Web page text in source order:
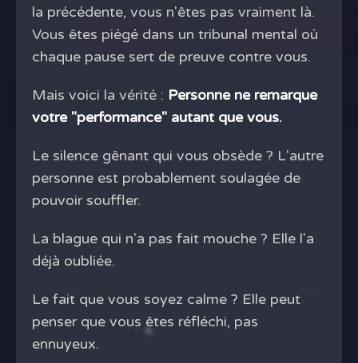
la précédente, vous n'êtes pas vraiment là.
Vous êtes piégé dans un tribunal mental où
chaque pause sert de preuve contre vous.
Mais voici la vérité : Personne ne remarque
votre "performance" autant que vous.
Le silence gênant qui vous obsède ? L'autre
personne est probablement soulagée de
pouvoir souffler.
La blague qui n'a pas fait mouche ? Elle l'a
déjà oubliée.
Le fait que vous soyez calme ? Elle peut
penser que vous êtes réfléchi, pas
ennuyeux.